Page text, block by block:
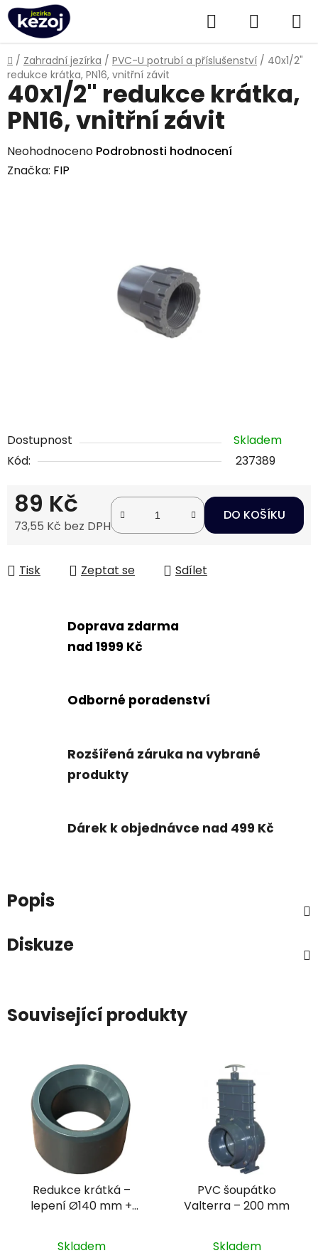
Přejít
na
obsah
Hledat
KOŠÍK
Domů
/ Zahradní jezírka / PVC-U potrubí a příslušenství / 40x1/2"
redukce krátka, PN16, vnitřní závit
Dostupnost
Skladem
Kód:
237389
89 Kč
73,55 Kč bez DPH
DO KOŠÍKU
Tisk Zeptat se Sdílet
40x1/2" redukce krátka,
PN16, vnitřní závit
Průměrné
hodnocení
Neohodnoceno Podrobnosti hodnocení
Značka: FIP
Doprava zdarma
nad 1999 Kč
Odborné poradenství
Rozšířená záruka na vybrané
produkty
Dárek k objednávce nad 499 Kč
Popis
Diskuze
Související produkty
Redukce krátká –
lepení Ø140 mm +
Skladem
PVC šoupátko
Valterra – 200 mm
Skladem